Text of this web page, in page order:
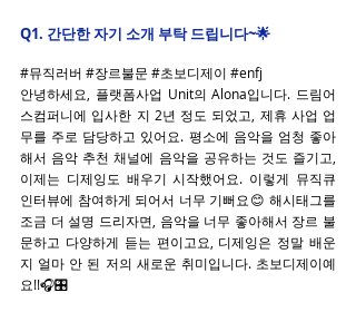
Q1. 간단한 자기 소개 부탁 드립니다~🌟
#뮤직러버 #장르불문 #초보디제이 #enfj
안녕하세요, 플랫폼사업 Unit의 Alona입니다. 드림어
스컴퍼니에 입사한 지 2년 정도 되었고, 제휴 사업 업
무를 주로 담당하고 있어요. 평소에 음악을 엄청 좋아
해서 음악 추천 채널에 음악을 공유하는 것도 즐기고,
이제는 디제잉도 배우기 시작했어요. 이렇게 뮤직큐
인터뷰에 참여하게 되어서 너무 기뻐요😊 해시태그를
조금 더 설명 드리자면, 음악을 너무 좋아해서 장르 불
문하고 다양하게 듣는 편이고요, 디제잉은 정말 배운
지 얼마 안 된 저의 새로운 취미입니다. 초보디제이예
요!!🎧🎛️